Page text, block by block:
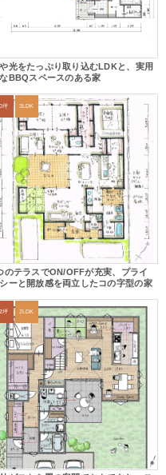
光をたっぷり取り込むLDKと、実用
BBQスペースのある家
坪 3LDK
のテラスでON/OFFが充実、プライ
ーと開放感を両立したコの字型の家
坪 2LDK